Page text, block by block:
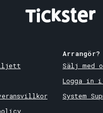
Arrangör?
Sälj med
Logga in i
System